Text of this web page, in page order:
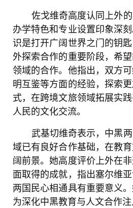
佐戈维奇高度认同上外
办学特色和专业设置印象深
识是打开广阔世界之门的钥
外探索合作的重要阶段，希
领域的合作。他指出，双方
明互鉴等方面的经验，探索
式，在跨境文旅领域拓展实
人民的文化交流。
武基切维奇表示，中黑
域已有良好合作基础，在教
阔前景。她高度评价上外在
面取得的成就，指出塞尔维
两国民心相通具有重要意义
为深化中黑教育与人文合作注